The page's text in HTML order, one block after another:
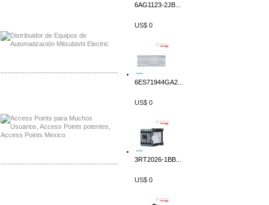
-------------------------------------------------
-------------------------------------------------
6AG1123-2JB...
US$ 0
6ES71944GA2...
US$ 0
3RT2026-1BB...
US$ 0